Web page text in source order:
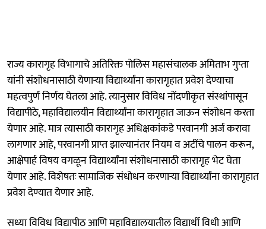
राज्य कारागृह विभागाचे अतिरिक्त पोलिस महासंचालक अमिताभ गुप्ता
यांनी संशोधनासाठी येणाऱ्या विद्यार्थ्यांना कारागृहात प्रवेश देण्याचा
महत्वपुर्ण निर्णय घेतला आहे. त्यानुसार विविध नोंदणीकृत संस्थांपासून
विद्यापीठे, महाविद्यालयीन विद्यार्थ्यांना कारागृहात जाऊन संशोधन करता
येणार आहे. मात्र त्यासाठी कारागृह अधिक्षकांकडे परवानगी अर्ज करावा
लागणार आहे, परवानगी प्राप्त झाल्यानंतर नियम व अटींचे पालन करून,
आक्षेपार्ह विषय वगळून विद्यार्थ्यांना संशोधनासाठी कारागृह भेट घेता
येणार आहे. विशेषतः सामाजिक संधोधन करणाऱ्या विद्यार्थ्यांना कारागृहात
प्रवेश देण्यात येणार आहे.
सध्या विविध विद्यापीठ आणि महाविद्यालयातील विद्यार्थी विधी आणि